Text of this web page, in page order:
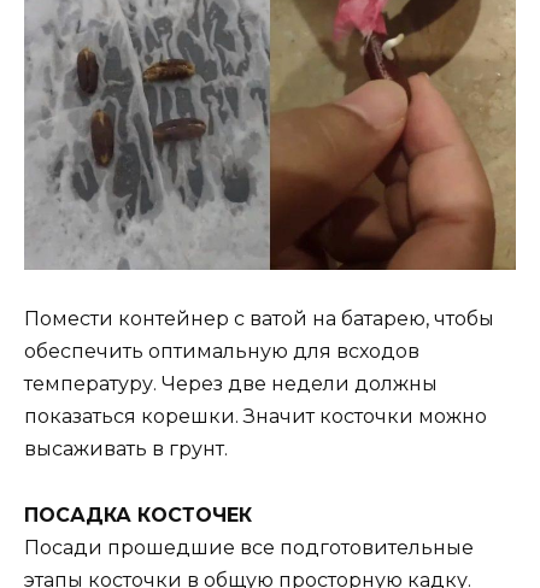
Помести контейнер с ватой на батарею, чтобы
обеспечить оптимальную для всходов
температуру. Через две недели должны
показаться корешки. Значит косточки можно
высаживать в грунт.
ПОСАДКА КОСТОЧЕК
Посади прошедшие все подготовительные
этапы косточки в общую просторную кадку.